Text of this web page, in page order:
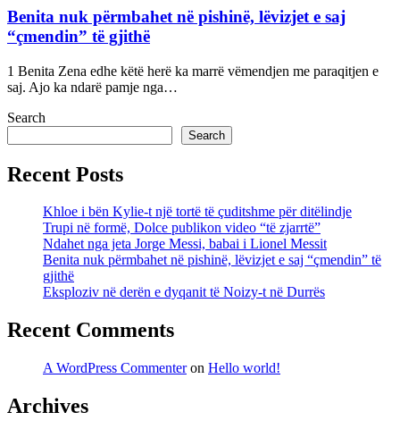
Benita nuk përmbahet në pishinë, lëvizjet e saj
“çmendin” të gjithë
1 Benita Zena edhe këtë herë ka marrë vëmendjen me paraqitjen e
saj. Ajo ka ndarë pamje nga…
Search
Search
Recent Posts
Khloe i bën Kylie-t një tortë të çuditshme për ditëlindje
Trupi në formë, Dolce publikon video “të zjarrtë”
Ndahet nga jeta Jorge Messi, babai i Lionel Messit
Benita nuk përmbahet në pishinë, lëvizjet e saj “çmendin” të
gjithë
Eksploziv në derën e dyqanit të Noizy-t në Durrës
Recent Comments
A WordPress Commenteron Hello world!
Archives